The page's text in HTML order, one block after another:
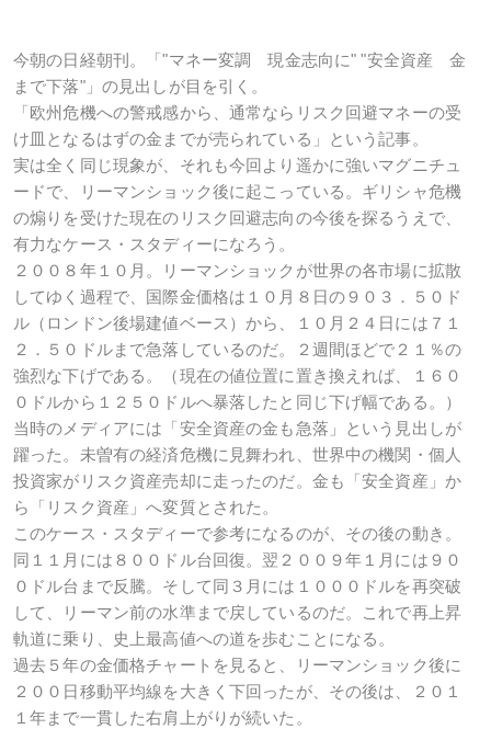
今朝の日経朝刊。「"マネー変調 現金志向に" "安全資産 金
まで下落"」の見出しが目を引く。
「欧州危機への警戒感から、通常ならリスク回避マネーの受
け皿となるはずの金までが売られている」という記事。
実は全く同じ現象が、それも今回より遥かに強いマグニチュ
ードで、リーマンショック後に起こっている。ギリシャ危機
の煽りを受けた現在のリスク回避志向の今後を探るうえで、
有力なケース・スタディーになろう。
２００８年１０月。リーマンショックが世界の各市場に拡散
してゆく過程で、国際金価格は１０月８日の９０３．５０ド
ル（ロンドン後場建値ベース）から、１０月２４日には７１
２．５０ドルまで急落しているのだ。２週間ほどで２１％の
強烈な下げである。（現在の値位置に置き換えれば、１６０
０ドルから１２５０ドルへ暴落したと同じ下げ幅である。）
当時のメディアには「安全資産の金も急落」という見出しが
躍った。未曽有の経済危機に見舞われ、世界中の機関・個人
投資家がリスク資産売却に走ったのだ。金も「安全資産」か
ら「リスク資産」へ変質とされた。
このケース・スタディーで参考になるのが、その後の動き。
同１１月には８００ドル台回復。翌２００９年１月には９０
０ドル台まで反騰。そして同３月には１０００ドルを再突破
して、リーマン前の水準まで戻しているのだ。これで再上昇
軌道に乗り、史上最高値への道を歩むことになる。
過去５年の金価格チャートを見ると、リーマンショック後に
２００日移動平均線を大きく下回ったが、その後は、２０１
１年まで一貫した右肩上がりが続いた。